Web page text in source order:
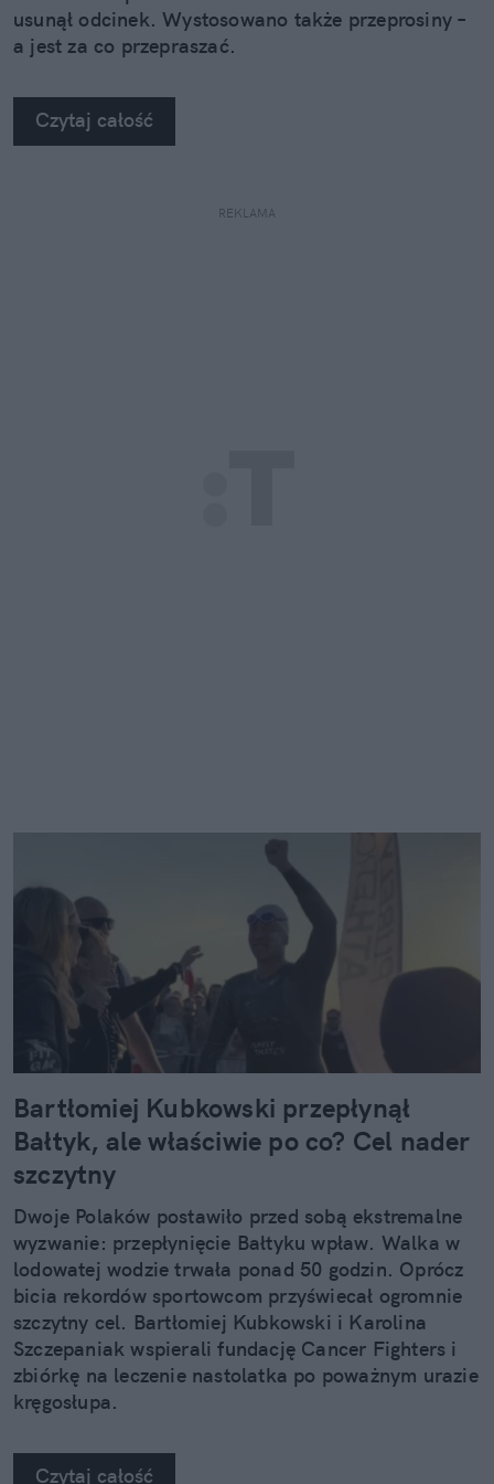
usunął odcinek. Wystosowano także przeprosiny –
a jest za co przepraszać.
Czytaj całość
REKLAMA
Bartłomiej Kubkowski przepłynął
Bałtyk, ale właściwie po co? Cel nader
szczytny
Dwoje Polaków postawiło przed sobą ekstremalne
wyzwanie: przepłynięcie Bałtyku wpław. Walka w
lodowatej wodzie trwała ponad 50 godzin. Oprócz
bicia rekordów sportowcom przyświecał ogromnie
szczytny cel. Bartłomiej Kubkowski i Karolina
Szczepaniak wspierali fundację Cancer Fighters i
zbiórkę na leczenie nastolatka po poważnym urazie
kręgosłupa.
Czytaj całość